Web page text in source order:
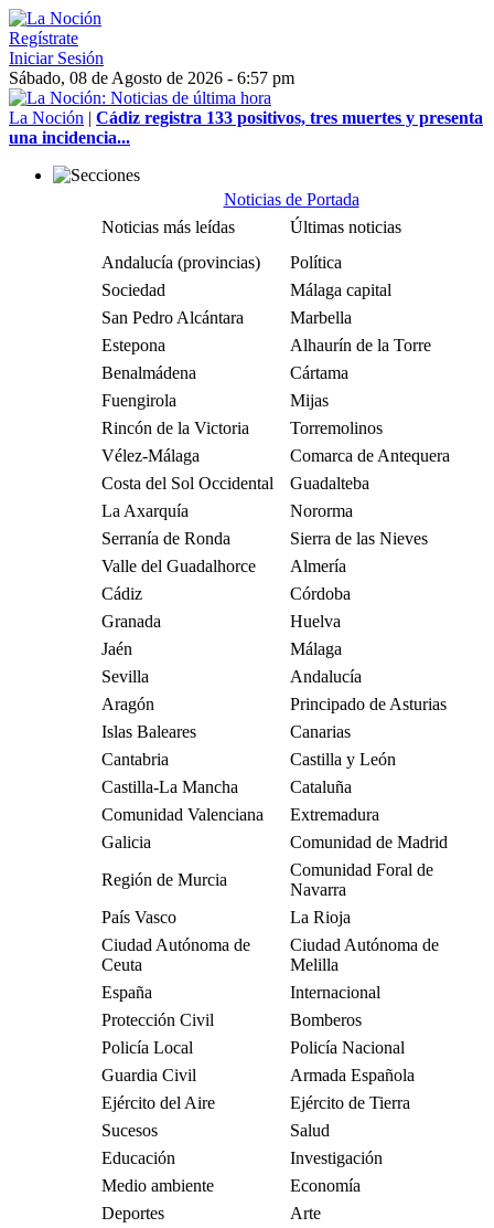
Regístrate
Iniciar Sesión
Sábado, 08 de Agosto de 2026 - 6:57 pm
La Noción | Cádiz registra 133 positivos, tres muertes y presenta
una incidencia...
Noticias de Portada
Noticias más leídas
Últimas noticias
Andalucía (provincias)
Política
Sociedad
Málaga capital
San Pedro Alcántara
Marbella
Estepona
Alhaurín de la Torre
Benalmádena
Cártama
Fuengirola
Mijas
Rincón de la Victoria
Torremolinos
Vélez-Málaga
Comarca de Antequera
Costa del Sol Occidental
Guadalteba
La Axarquía
Nororma
Serranía de Ronda
Sierra de las Nieves
Valle del Guadalhorce
Almería
Cádiz
Córdoba
Granada
Huelva
Jaén
Málaga
Sevilla
Andalucía
Aragón
Principado de Asturias
Islas Baleares
Canarias
Cantabria
Castilla y León
Castilla-La Mancha
Cataluña
Comunidad Valenciana
Extremadura
Galicia
Comunidad de Madrid
Región de Murcia
Comunidad Foral de
Navarra
País Vasco
La Rioja
Ciudad Autónoma de
Ceuta
Ciudad Autónoma de
Melilla
España
Internacional
Protección Civil
Bomberos
Policía Local
Policía Nacional
Guardia Civil
Armada Española
Ejército del Aire
Ejército de Tierra
Sucesos
Salud
Educación
Investigación
Medio ambiente
Economía
Deportes
Arte